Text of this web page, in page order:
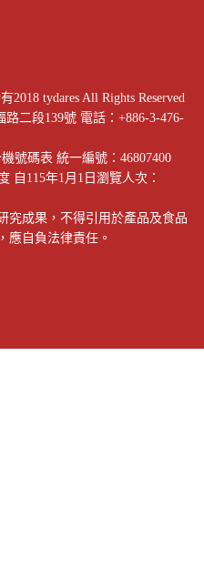
tydares All Rights Reserved
路二段139號 電話：+886-3-476-
號碼表 統一編號：46807400
自115年1月1日瀏覽人次：
究成果，不得引用於產品及食品
應自負法律責任。